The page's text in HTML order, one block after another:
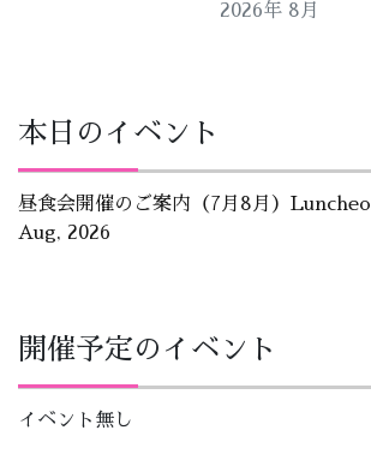
2026年 8月
本日のイベント
昼食会開催のご案内（7月8月）
Aug, 2026
開催予定のイベント
イベント無し